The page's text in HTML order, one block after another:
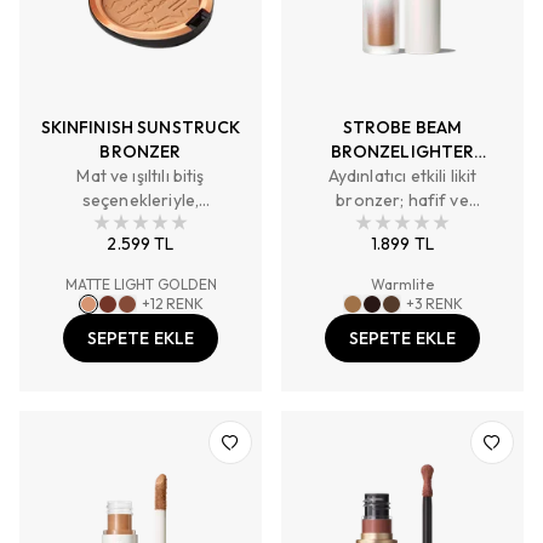
SKINFINISH SUNSTRUCK
BRONZER
Mat ve ışıltılı bitiş
seçenekleriyle,
katmanlanabilir ve gerçek
tonlara sadık kapatıcılık
kalıcı bronzlaştırıcı pudra.
2.599 TL
MATTE LIGHT GOLDEN
+12 RENK
SEPETE EKLE
STROBE BEAM
BRONZELIGHTER
AYDINLATICI ETKİLİ
LİKİT BRONZER
Aydınlatıcı etkili likit
bronzer; hafif ve
katmanlanabilir yapısıyla
yüz hatlarını nazikçe
kişiselleştirilebilir sonuç
sunar ve cilde doğal,
güneşten aydınlanmış bir
ışıltı kazandırır.
1.899 TL
Warmlite
+3 RENK
SEPETE EKLE